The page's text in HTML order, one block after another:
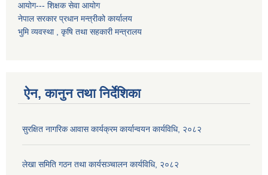
आयोग--- शिक्षक सेवा आयोग
नेपाल सरकार प्रधान मन्त्रीको कार्यालय
भुमि व्यवस्था , कृषि तथा सहकारी मन्त्रालय
ऐन, कानुन तथा निर्देशिका
सुरक्षित नागरिक आवास कार्यक्रम कार्यान्वयन कार्यविधि, २०८२
लेखा समिति गठन तथा कार्यसञ्चालन कार्यविधि, २०८२